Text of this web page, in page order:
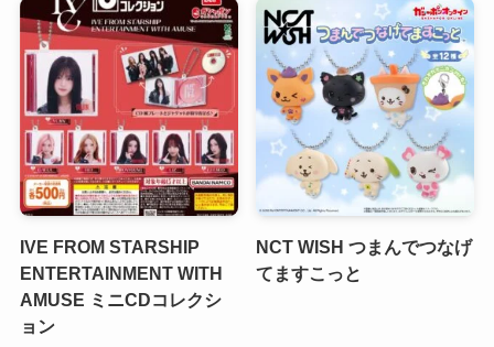
IVE FROM STARSHIP
ENTERTAINMENT WITH
AMUSE ミニCDコレクシ
ョン
NCT WISH つまんでつなげ
てますこっと